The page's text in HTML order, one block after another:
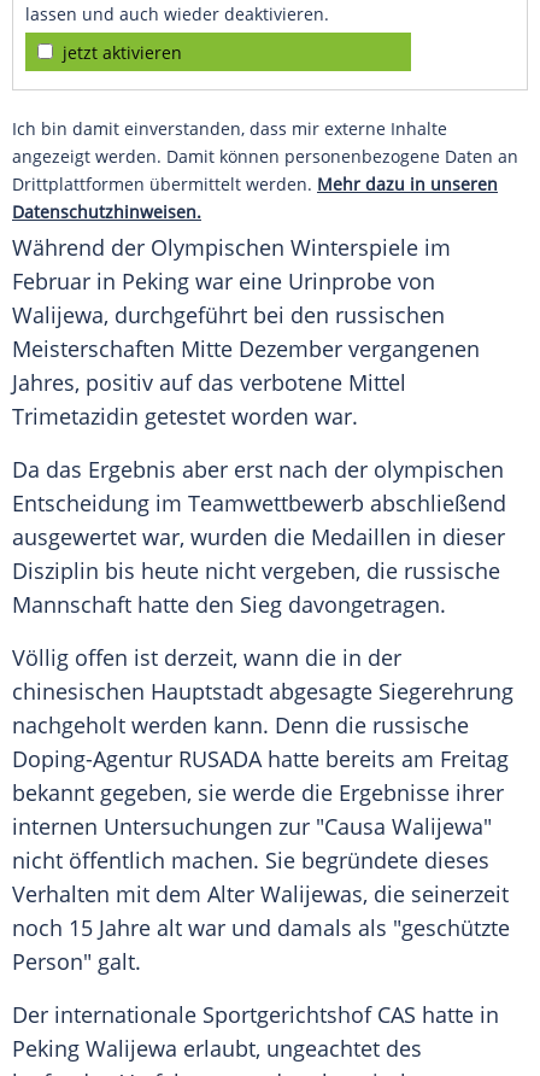
lassen und auch wieder deaktivieren.
jetzt aktivieren
Ich bin damit einverstanden, dass mir externe Inhalte
angezeigt werden. Damit können personenbezogene Daten an
Drittplattformen übermittelt werden. Mehr dazu in unseren
Datenschutzhinweisen.
Während der Olympischen Winterspiele im
Februar in Peking war eine Urinprobe von
Walijewa, durchgeführt bei den russischen
Meisterschaften Mitte Dezember vergangenen
Jahres, positiv auf das verbotene Mittel
Trimetazidin getestet worden war.
Da das Ergebnis aber erst nach der olympischen
Entscheidung im Teamwettbewerb abschließend
ausgewertet war, wurden die Medaillen in dieser
Disziplin bis heute nicht vergeben, die russische
Mannschaft hatte den Sieg davongetragen.
Völlig offen ist derzeit, wann die in der
chinesischen Hauptstadt abgesagte Siegerehrung
nachgeholt werden kann. Denn die russische
Doping-Agentur RUSADA hatte bereits am Freitag
bekannt gegeben, sie werde die Ergebnisse ihrer
internen Untersuchungen zur "Causa Walijewa"
nicht öffentlich machen. Sie begründete dieses
Verhalten mit dem Alter Walijewas, die seinerzeit
noch 15 Jahre alt war und damals als "geschützte
Person" galt.
Der internationale Sportgerichtshof CAS hatte in
Peking Walijewa erlaubt, ungeachtet des